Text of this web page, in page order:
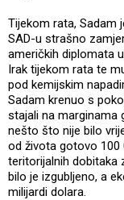
Tijekom rata, Sadam
SAD-u strašno
američkih diplomata
Irak tijekom rata te
pod kemijskim
Sadam krenuo s
stajali na marginama
nešto što nije bilo
od života gotovo 100
teritorijalnih dobitaka
bilo je izgubljeno, a
milijardi dolara.